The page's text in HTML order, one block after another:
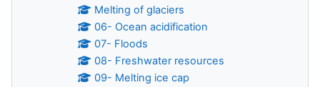
Melting of glaciers
06- Ocean acidification
07- Floods
08- Freshwater resources
09- Melting ice cap